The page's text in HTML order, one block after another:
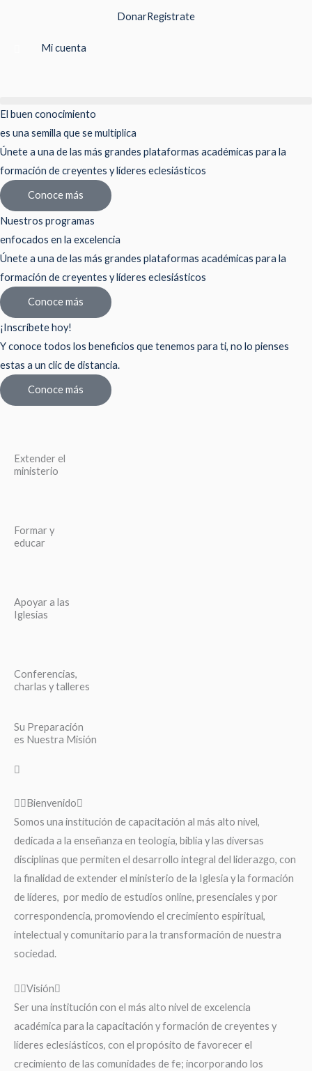
contenido
DonarRegistrate
Mi cuenta
El buen conocimiento
es una semilla que se multiplica
Únete a una de las más grandes plataformas académicas para la
formación de creyentes y líderes eclesiásticos
Conoce más
Nuestros programas
enfocados en la excelencia
Únete a una de las más grandes plataformas académicas para la
formación de creyentes y líderes eclesiásticos
Conoce más
¡Inscríbete hoy!
Y conoce todos los beneficios que tenemos para ti, no lo pienses
estas a un clic de distancia.
Conoce más
Extender el
ministerio
Formar y
educar
Apoyar a las
Iglesias
Conferencias,
charlas y talleres
Su Preparación
es Nuestra Misión
Bienvenido
Somos una institución de capacitación al más alto nivel,
dedicada a la enseñanza en teología, biblia y las diversas
disciplinas que permiten el desarrollo integral del liderazgo, con
la finalidad de extender el ministerio de la Iglesia y la formación
de líderes, por medio de estudios online, presenciales y por
correspondencia, promoviendo el crecimiento espiritual,
intelectual y comunitario para la transformación de nuestra
sociedad.
Visión
Ser una institución con el más alto nivel de excelencia
académica para la capacitación y formación de creyentes y
líderes eclesiásticos, con el propósito de favorecer el
crecimiento de las comunidades de fe; incorporando los